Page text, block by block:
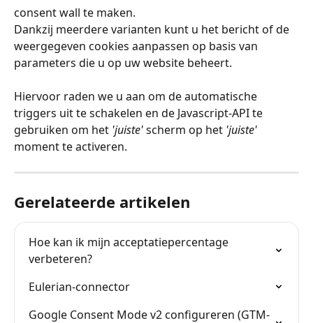
consent wall te maken.
Dankzij meerdere varianten kunt u het bericht of de
weergegeven cookies aanpassen op basis van
parameters die u op uw website beheert.
Hiervoor raden we u aan om de automatische
triggers uit te schakelen en de Javascript-API te
gebruiken om het 'juiste' scherm op het 'juiste'
moment te activeren.
Gerelateerde artikelen
Hoe kan ik mijn acceptatiepercentage
verbeteren?
Eulerian-connector
Google Consent Mode v2 configureren (GTM-